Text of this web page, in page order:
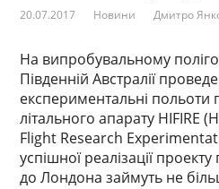
20.07.2017 Новини Дмитро
На випробувальному
Південній Австралії
експериментальні польоти
літального апарату HIFIRE
Flight Research
успішної реалізації
до Лондона займуть не